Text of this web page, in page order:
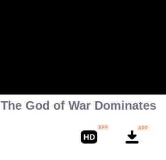
The God of War Dominates